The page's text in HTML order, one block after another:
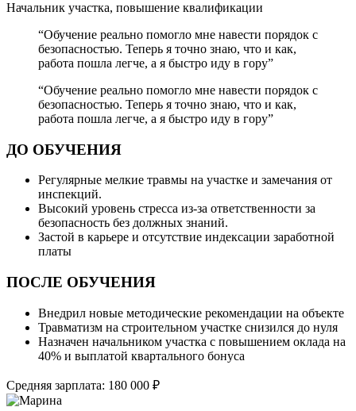
Начальник участка, повышение квалификации
“Обучение реально помогло мне навести порядок с
безопасностью. Теперь я точно знаю, что и как,
работа пошла легче, а я быстро иду в гору”
“Обучение реально помогло мне навести порядок с
безопасностью. Теперь я точно знаю, что и как,
работа пошла легче, а я быстро иду в гору”
ДО ОБУЧЕНИЯ
Регулярные мелкие травмы на участке и замечания от
инспекций.
Высокий уровень стресса из-за ответственности за
безопасность без должных знаний.
Застой в карьере и отсутствие индексации заработной
платы
ПОСЛЕ ОБУЧЕНИЯ
Внедрил новые методические рекомендации на объекте
Травматизм на строительном участке снизился до нуля
Назначен начальником участка с повышением оклада на
40% и выплатой квартального бонуса
Средняя зарплата: 180 000 ₽